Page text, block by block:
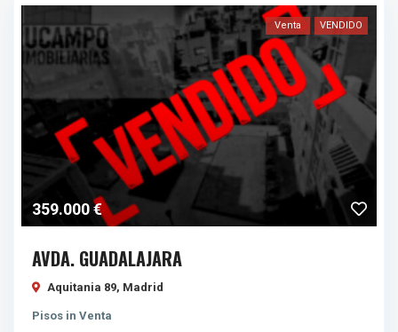
359.000 €
Venta VENDIDO
AVDA. GUADALAJARA
Aquitania 89, Madrid
Pisos inVenta